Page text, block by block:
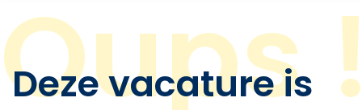
Deze vacature is